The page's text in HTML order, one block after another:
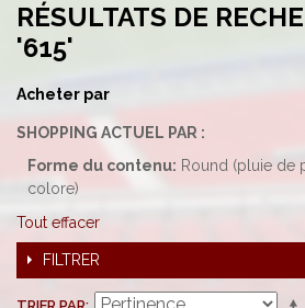
RÉSULTATS DE
'615'
Acheter par
SHOPPING ACTUEL PAR :
Forme du contenu: Round (pluie de
colore)
Tout effacer
FILTRER